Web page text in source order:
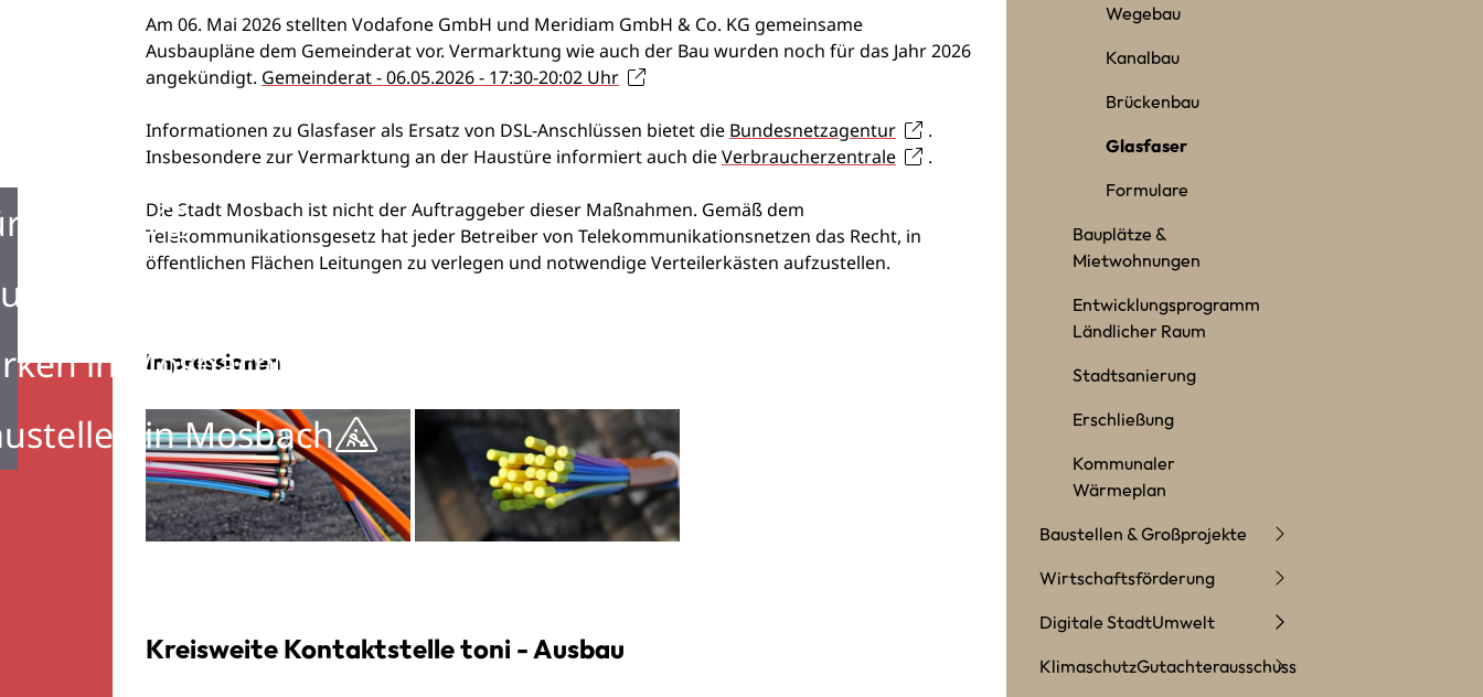
Information
in Mosbach
in Mosbach
Am 06. Mai 2026 stellten Vodafone GmbH und Meridiam GmbH & Co. KG gemeinsame
Ausbaupläne dem Gemeinderat vor. Vermarktung wie auch der Bau wurden noch für das Jahr 2026
angekündigt. Gemeinderat - 06.05.2026 - 17:30-20:02 Uhr
Informationen zu Glasfaser als Ersatz von DSL-Anschlüssen bietet die Bundesnetzagentur
.
Insbesondere zur Vermarktung an der Haustüre informiert auch dieVerbraucherzentrale .
Die Stadt Mosbach ist nicht der Auftraggeber dieser Maßnahmen. Gemäß dem
Telekommunikationsgesetz hat jeder Betreiber von Telekommunikationsnetzen das Recht, in
öffentlichen Flächen Leitungen zu verlegen und notwendige Verteilerkästen aufzustellen.
Impressionen
Kreisweite Kontaktstelle toni - Ausbau
Wegebau
Kanalbau
Brückenbau
Glasfaser
Formulare
Bauplätze &
Mietwohnungen
Entwicklungsprogramm
Ländlicher Raum
Stadtsanierung
Erschließung
Kommunaler
Wärmeplan
Baustellen & Großprojekte
Wirtschaftsförderung
Digitale StadtUmwelt
KlimaschutzGutachterausschuss